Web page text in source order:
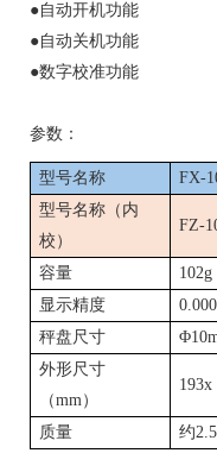
●自动开机功能
●自动关机功能
●数字校准功能
参数：
型号名称
FX-
型号名称（内
校）
FZ-
容量
102g
显示精度
秤盘尺寸
Φ
外形尺寸
（mm）
193x
质量 约